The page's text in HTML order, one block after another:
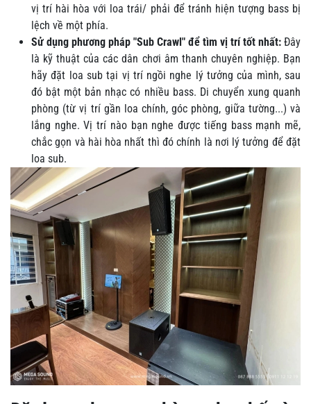
vị trí hài hòa với loa trái/ phải để tránh hiện tượng bass bị
lệch về một phía.
Sử dụng phương pháp "Sub Crawl" để tìm vị trí tốt nhất: Đây
là kỹ thuật của các dân chơi âm thanh chuyên nghiệp. Bạn
hãy đặt loa sub tại vị trí ngồi nghe lý tưởng của mình, sau
đó bật một bản nhạc có nhiều bass. Di chuyển xung quanh
phòng (từ vị trí gần loa chính, góc phòng, giữa tường...) và
lắng nghe. Vị trí nào bạn nghe được tiếng bass mạnh mẽ,
chắc gọn và hài hòa nhất thì đó chính là nơi lý tưởng để đặt
loa sub.